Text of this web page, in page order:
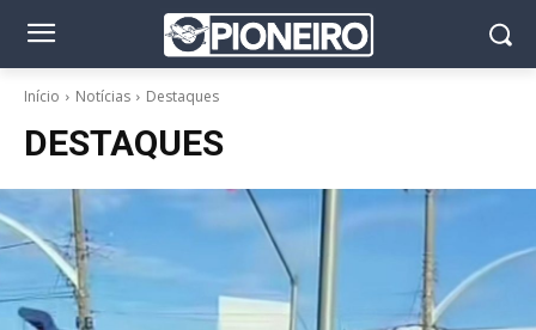
Início Notícias Destaques
DESTAQUES